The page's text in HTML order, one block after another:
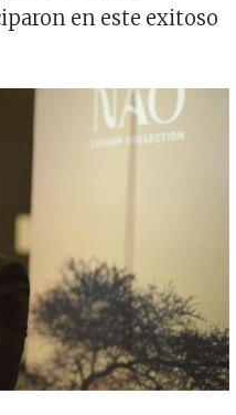
en este exitoso